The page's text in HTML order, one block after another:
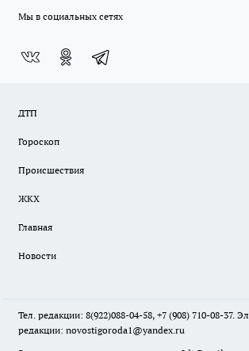
Мы в социальных сетях
ДТП
Гороскоп
Происшествия
ЖКХ
Главная
Новости
Тел. редакции: 8(922)088-04-58, +7 (908) 710-08-37.
редакции: novostigoroda1@yandex.ru